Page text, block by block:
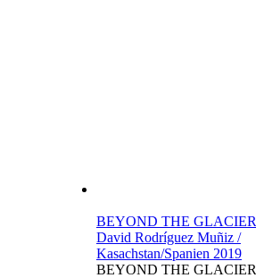
BEYOND THE GLACIER
David Rodríguez Muñiz /
Kasachstan/Spanien 2019
BEYOND THE GLACIER